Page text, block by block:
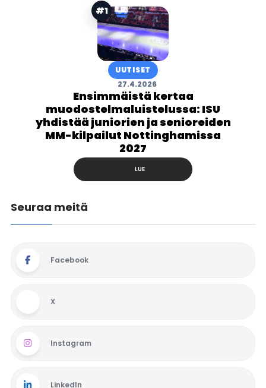
#1
UUTISET
27.4.2026
Ensimmäistä kertaa
muodostelmaluistelussa: ISU
yhdistää juniorien ja senioreiden
MM-kilpailut Nottinghamissa
2027
LUE
Seuraa meitä
Facebook
X
Instagram
LinkedIn